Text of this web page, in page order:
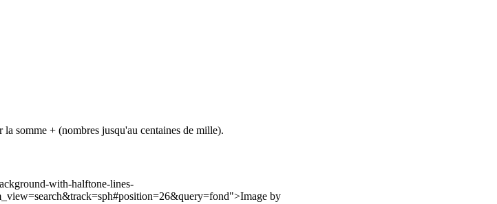
somme + (nombres jusqu'au centaines de mille).
with-halftone-lines-
by